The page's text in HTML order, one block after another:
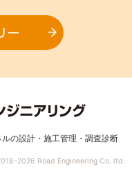
2026 Road Engineering Co. ltd.
の設計・施工管理・調査診断